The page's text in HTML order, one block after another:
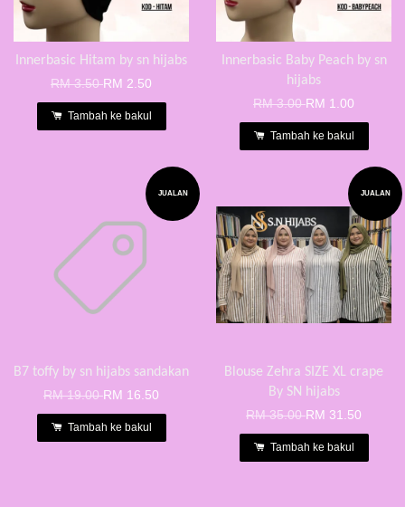
Innerbasic Hitam by sn hijabs
RM 3.50RM 2.50
Tambah ke bakul
Innerbasic Baby Peach by sn
hijabs
RM 3.00RM 1.00
Tambah ke bakul
JUALAN
B7 toffy by sn hijabs sandakan
RM 19.00RM 16.50
Tambah ke bakul
JUALAN
Blouse Zehra SIZE XL crape
By SN hijabs
RM 35.00RM 31.50
Tambah ke bakul